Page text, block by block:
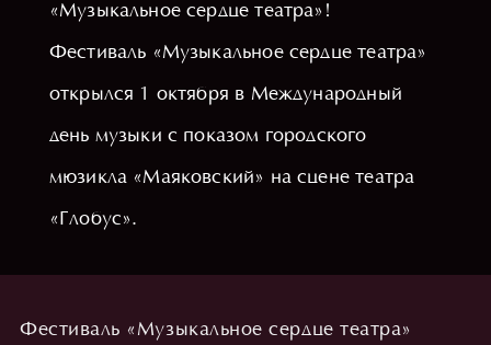
«Музыкальное сердце театра»!
Фестиваль «Музыкальное сердце театра»
открылся 1 октября в Международный
день музыки c показом городского
мюзикла «Маяковский» на сцене театра
«Глобус».
Фестиваль «Музыкальное сердце театра»